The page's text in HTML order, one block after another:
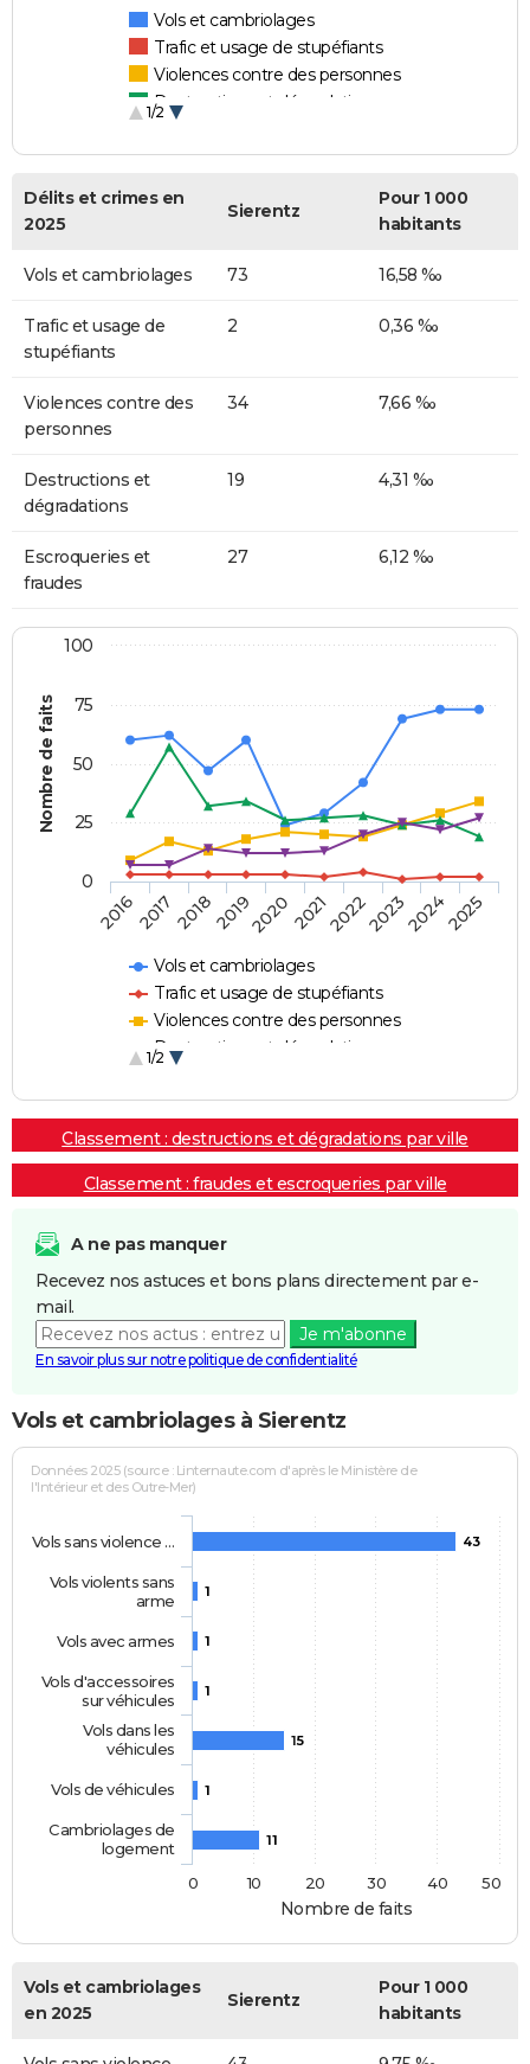
Vols et cambriolages
Trafic et usage de stupéfiants
Violences contre des personnes
Destructions et dégradations
1/2
Délits et crimes en
2025
Sierentz
Pour 1 000
habitants
Vols et cambriolages 73 16,58 ‰
Trafic et usage de
stupéfiants
2 0,36 ‰
Violences contre des
personnes
34 7,66 ‰
Destructions et
dégradations
19 4,31 ‰
Escroqueries et
fraudes
27 6,12 ‰
Nombre de faits
Vols et cambriolages
Trafic et usage de stupéfiants
Violences contre des personnes
Destructions et dégradations
1/2
2016201720182019202020212022202320242025
0
25
50
75
100
Classement : destructions et dégradations par ville
Classement : fraudes et escroqueries par ville
A ne pas manquer
Recevez nos astuces et bons plans directement par e-
mail.
Je m'abonne
En savoir plus sur notre politique de confidentialité
Vols et cambriolages à Sierentz
Nombre de faits
Données 2025 (source : Linternaute.com d'après le Ministère de
l'Intérieur et des Outre-Mer)
43
1
1
1
15
1
11
Vols sans violence …
Vols violents sans
arme
Vols avec armes
Vols d'accessoires
sur véhicules
Vols dans les
véhicules
Vols de véhicules
Cambriolages de
logement
0
10 20 30 40 50
Vols et cambriolages
en 2025
Sierentz
Pour 1 000
habitants